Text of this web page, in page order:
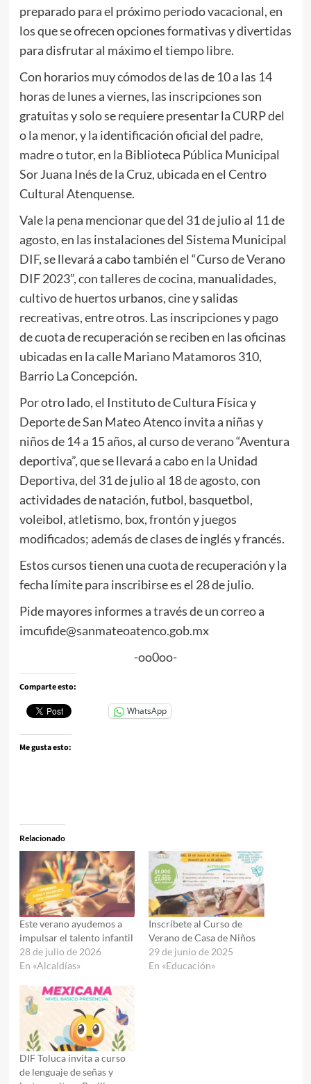
preparado para el próximo periodo vacacional, en
los que se ofrecen opciones formativas y divertidas
para disfrutar al máximo el tiempo libre.
Con horarios muy cómodos de las de 10 a las 14
horas de lunes a viernes, las inscripciones son
gratuitas y solo se requiere presentar la CURP del
o la menor, y la identificación oficial del padre,
madre o tutor, en la Biblioteca Pública Municipal
Sor Juana Inés de la Cruz, ubicada en el Centro
Cultural Atenquense.
Vale la pena mencionar que del 31 de julio al 11 de
agosto, en las instalaciones del Sistema Municipal
DIF, se llevará a cabo también el “Curso de Verano
DIF 2023”, con talleres de cocina, manualidades,
cultivo de huertos urbanos, cine y salidas
recreativas, entre otros. Las inscripciones y pago
de cuota de recuperación se reciben en las oficinas
ubicadas en la calle Mariano Matamoros 310,
Barrio La Concepción.
Por otro lado, el Instituto de Cultura Física y
Deporte de San Mateo Atenco invita a niñas y
niños de 14 a 15 años, al curso de verano “Aventura
deportiva”, que se llevará a cabo en la Unidad
Deportiva, del 31 de julio al 18 de agosto, con
actividades de natación, futbol, basquetbol,
voleibol, atletismo, box, frontón y juegos
modificados; además de clases de inglés y francés.
Estos cursos tienen una cuota de recuperación y la
fecha límite para inscribirse es el 28 de julio.
Pide mayores informes a través de un correo a
imcufide@sanmateoatenco.gob.mx
-oo0oo-
Comparte esto:
WhatsApp
Me gusta esto:
Relacionado
Este verano ayudemos a
impulsar el talento infantil
28 de julio de 2026
En «Alcaldías»
Inscríbete al Curso de
Verano de Casa de Niños
29 de junio de 2025
En «Educación»
DIF Toluca invita a curso
de lenguaje de señas y